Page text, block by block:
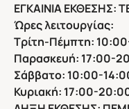
ΕΓΚΑΙΝΙΑ ΕΚΘΕΣΗΣ:
Ώρες λειτουργίας:
Τρίτη-Πέμπτη:
Παρασκευή: 17:00-
Σάββατο: 10:00-
Κυριακή: 17:00-